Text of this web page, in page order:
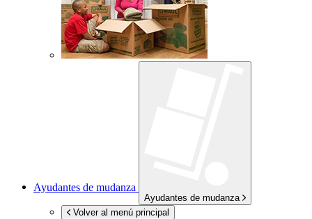
Ayudantes de mudanza
Ayudantes de mudanza
Volver al menú principal